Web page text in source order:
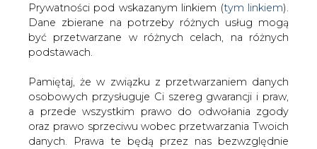
Prywatności pod wskazanym linkiem (tym linkiem).
Dane zbierane na potrzeby różnych usług mogą
być przetwarzane w różnych celach, na różnych
podstawach.
Pamiętaj, że w związku z przetwarzaniem danych
osobowych przysługuje Ci szereg gwarancji i praw,
a przede wszystkim prawo do odwołania zgody
oraz prawo sprzeciwu wobec przetwarzania Twoich
danych. Prawa te będą przez nas bezwzględnie
Kwieciński: w połowie grudnia
wydarzenia dot. Coal Regions in
Transition